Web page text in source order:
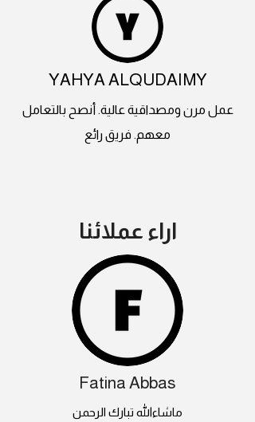
YAHYA ALQUDAIMY
عمل مرن ومصداقية عالية. أنصح بالتعامل
معهم. فريق رائع
اراء عملائنا
Fatina Abbas
ماشاءالله تبارك الرحمن